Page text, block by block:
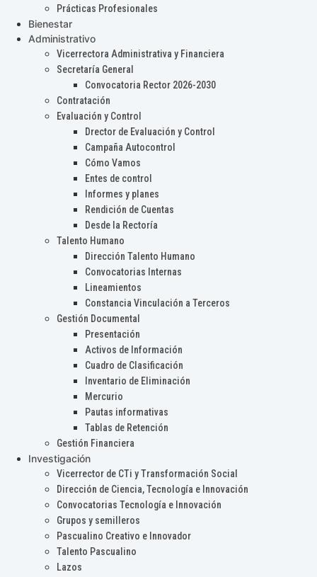
Prácticas Profesionales
Bienestar
Administrativo
Vicerrectora Administrativa y Financiera
Secretaría General
Convocatoria Rector 2026-2030
Contratación
Evaluación y Control
Drector de Evaluación y Control
Campaña Autocontrol
Cómo Vamos
Entes de control
Informes y planes
Rendición de Cuentas
Desde la Rectoría
Talento Humano
Dirección Talento Humano
Convocatorias Internas
Lineamientos
Constancia Vinculación a Terceros
Gestión Documental
Presentación
Activos de Información
Cuadro de Clasificación
Inventario de Eliminación
Mercurio
Pautas informativas
Tablas de Retención
Gestión Financiera
Investigación
Vicerrector de CTi y Transformación Social
Dirección de Ciencia, Tecnología e Innovación
Convocatorias Tecnología e Innovación
Grupos y semilleros
Pascualino Creativo e Innovador
Talento Pascualino
Lazos